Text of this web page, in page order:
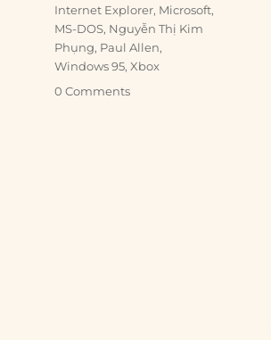
Internet Explorer, Microsoft,
MS-DOS, Nguyễn Thị Kim
Phụng, Paul Allen,
Windows 95,Xbox
0 Comments